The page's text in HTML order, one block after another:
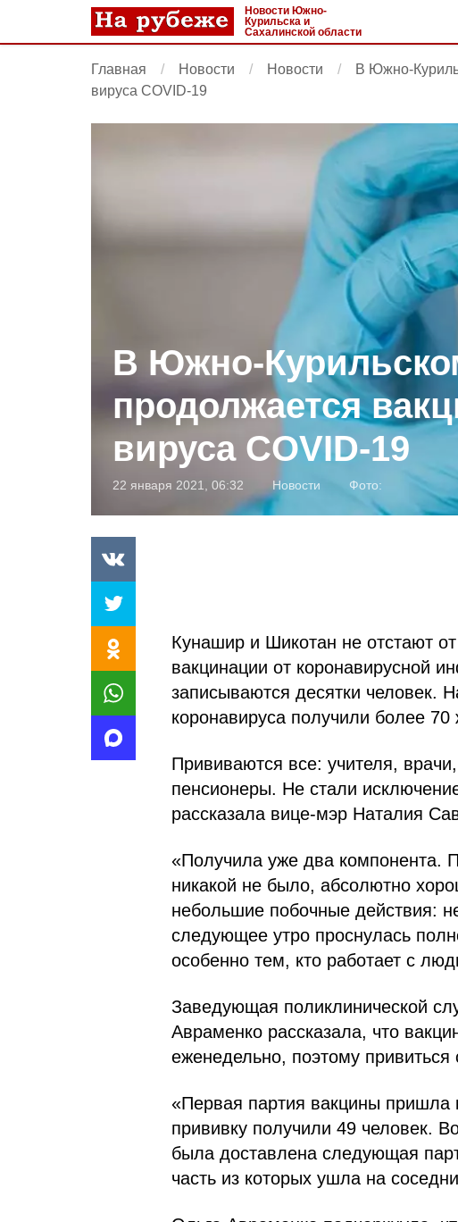
Новости Южно-
Курильска и
Сахалинской области
Главная Новости Новости
В Южно-
вируса COVID-19
В Южно-
продолжается
вируса COVID-19
22 января 2021, 06:32 Новости Фото:
Кунашир и Шикотан не отстают
вакцинации от коронавирусной
записываются десятки человек.
коронавируса получили более
Прививаются все: учителя,
пенсионеры. Не стали
рассказала вице-мэр Наталия
«Получила уже два компонента.
никакой не было, абсолютно
небольшие побочные действия:
следующее утро проснулась
особенно тем, кто работает с
Заведующая поликлинической
Авраменко рассказала, что
еженедельно, поэтому
«Первая партия вакцины пришла
прививку получили 49 человек.
была доставлена следующая
часть из которых ушла на